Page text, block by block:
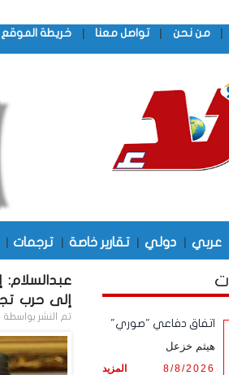
| من نحن | تواصل معنا | خريطة الموقع
عربي | دولي | تقارير خاصة | ترجمات |
إلى حرب
تم النشر بواسطة
اتفاق دفاعي "صوري"
هيثم خزعل
المزيد 8/8/2026